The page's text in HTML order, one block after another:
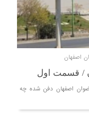
اصفهان
/ قسمت اول
اصفهان دفن شده چه